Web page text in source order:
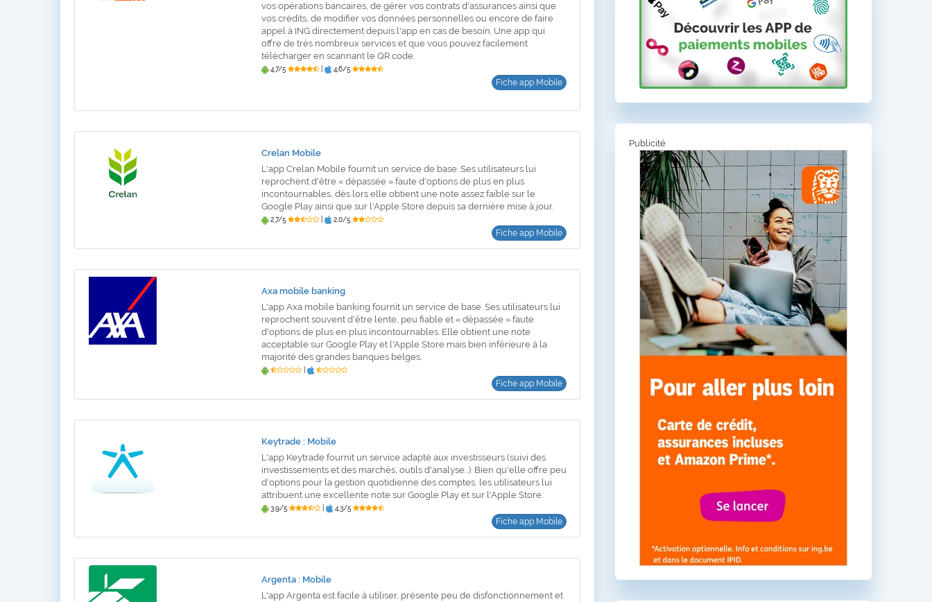
vos opérations bancaires, de gérer vos contrats d'assurances ainsi que
vos crédits, de modifier vos données personnelles ou encore de faire
appel à ING directement depuis l'app en cas de besoin. Une app qui
offre de très nombreux services et que vous pouvez facilement
télécharger en scannant le QR code.
4,7/5 | 4,6/5
Fiche app Mobile
Crelan Mobile
L'app Crelan Mobile fournit un service de base. Ses utilisateurs lui
reprochent d'être « dépassée » faute d'options de plus en plus
incontournables, dès lors elle obtient une note assez faible sur le
Google Play ainsi que sur l'Apple Store depuis sa dernière mise à jour.
2,7/5 | 2,0/5
Fiche app Mobile
Axa mobile banking
L'app Axa mobile banking fournit un service de base. Ses utilisateurs lui
reprochent souvent d'être lente, peu fiable et « dépassée » faute
d'options de plus en plus incontournables. Elle obtient une note
acceptable sur Google Play et l'Apple Store mais bien inférieure à la
majorité des grandes banques belges.
|
Fiche app Mobile
Keytrade : Mobile
L'app Keytrade fournit un service adapté aux investisseurs (suivi des
investissements et des marchés, outils d'analyse...). Bien qu'elle offre peu
d'options pour la gestion quotidienne des comptes, les utilisateurs lui
attribuent une excellente note sur Google Play et sur l'Apple Store.
3,9/5 | 4,3/5
Fiche app Mobile
Argenta : Mobile
L'app Argenta est facile à utiliser, présente peu de disfonctionnement et
Publicité